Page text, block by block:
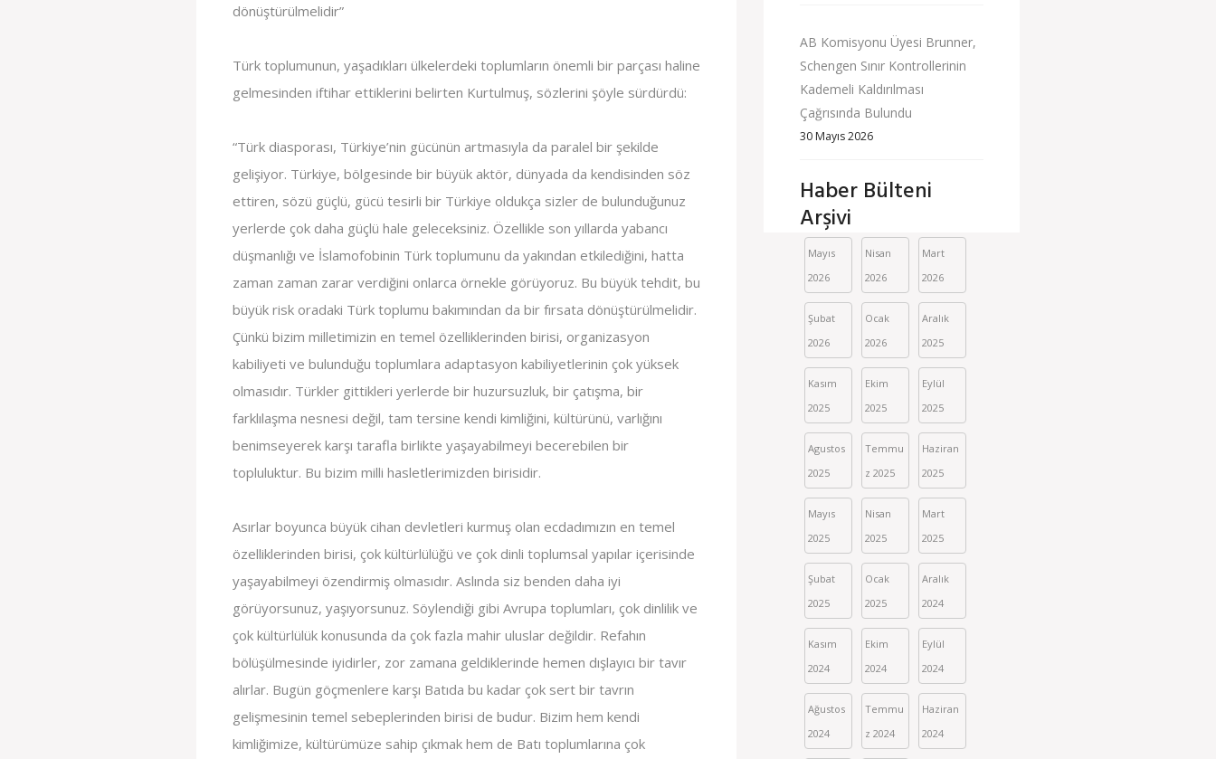
dönüştürülmelidir”
Türk toplumunun, yaşadıkları ülkelerdeki toplumların önemli bir parçası haline
gelmesinden iftihar ettiklerini belirten Kurtulmuş, sözlerini şöyle sürdürdü:
“Türk diasporası, Türkiye’nin gücünün artmasıyla da paralel bir şekilde
gelişiyor. Türkiye, bölgesinde bir büyük aktör, dünyada da kendisinden söz
ettiren, sözü güçlü, gücü tesirli bir Türkiye oldukça sizler de bulunduğunuz
yerlerde çok daha güçlü hale geleceksiniz. Özellikle son yıllarda yabancı
düşmanlığı ve İslamofobinin Türk toplumunu da yakından etkilediğini, hatta
zaman zaman zarar verdiğini onlarca örnekle görüyoruz. Bu büyük tehdit, bu
büyük risk oradaki Türk toplumu bakımından da bir fırsata dönüştürülmelidir.
Çünkü bizim milletimizin en temel özelliklerinden birisi, organizasyon
kabiliyeti ve bulunduğu toplumlara adaptasyon kabiliyetlerinin çok yüksek
olmasıdır. Türkler gittikleri yerlerde bir huzursuzluk, bir çatışma, bir
farklılaşma nesnesi değil, tam tersine kendi kimliğini, kültürünü, varlığını
benimseyerek karşı tarafla birlikte yaşayabilmeyi becerebilen bir
topluluktur. Bu bizim milli hasletlerimizden birisidir.
Asırlar boyunca büyük cihan devletleri kurmuş olan ecdadımızın en temel
özelliklerinden birisi, çok kültürlülüğü ve çok dinli toplumsal yapılar içerisinde
yaşayabilmeyi özendirmiş olmasıdır. Aslında siz benden daha iyi
görüyorsunuz, yaşıyorsunuz. Söylendiği gibi Avrupa toplumları, çok dinlilik ve
çok kültürlülük konusunda da çok fazla mahir uluslar değildir. Refahın
bölüşülmesinde iyidirler, zor zamana geldiklerinde hemen dışlayıcı bir tavır
alırlar. Bugün göçmenlere karşı Batıda bu kadar çok sert bir tavrın
gelişmesinin temel sebeplerinden birisi de budur. Bizim hem kendi
kimliğimize, kültürümüze sahip çıkmak hem de Batı toplumlarına çok
AB Komisyonu Üyesi Brunner,
Schengen Sınır Kontrollerinin
Kademeli Kaldırılması
Çağrısında Bulundu
30 Mayıs 2026
Haber Bülteni
Arşivi
Mayıs
2026
Nisan
2026
Mart
2026
Şubat
2026
Ocak
2026
Aralık
2025
Kasım
2025
Ekim
2025
Eylül
2025
Agustos
2025
Temmu
z 2025
Haziran
2025
Mayıs
2025
Nisan
2025
Mart
2025
Şubat
2025
Ocak
2025
Aralık
2024
Kasım
2024
Ekim
2024
Eylül
2024
Ağustos
2024
Temmu
z 2024
Haziran
2024